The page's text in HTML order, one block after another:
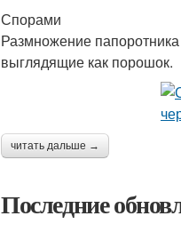
Спорами
Размножение
выглядящие как порошок.
читать дальше →
Последние